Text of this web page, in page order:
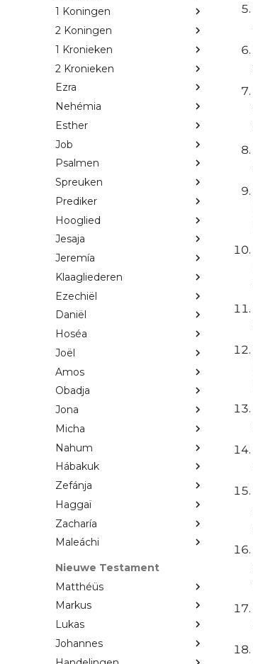
1 Koningen
2 Koningen
1 Kronieken
2 Kronieken
Ezra
Nehémia
Esther
Job
Psalmen
Spreuken
Prediker
Hooglied
Jesaja
Jeremía
Klaagliederen
Ezechiël
Daniël
Hoséa
Joël
Amos
Obadja
Jona
Micha
Nahum
Hábakuk
Zefánja
Haggaï
Zacharía
Maleáchi
Nieuwe Testament
Matthéüs
Markus
Lukas
Johannes